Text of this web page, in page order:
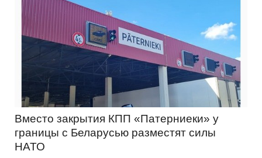
Вместо закрытия КПП «Патерниеки» у
границы с Беларусью разместят силы
НАТО